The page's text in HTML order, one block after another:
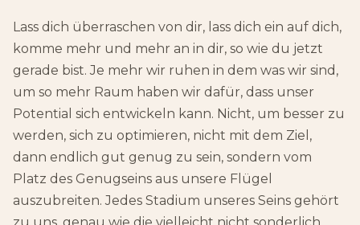
Lass dich überraschen von dir, lass dich ein auf dich,
komme mehr und mehr an in dir, so wie du jetzt
gerade bist. Je mehr wir ruhen in dem was wir sind,
um so mehr Raum haben wir dafür, dass unser
Potential sich entwickeln kann. Nicht, um besser zu
werden, sich zu optimieren, nicht mit dem Ziel,
dann endlich gut genug zu sein, sondern vom
Platz des Genugseins aus unsere Flügel
auszubreiten. Jedes Stadium unseres Seins gehört